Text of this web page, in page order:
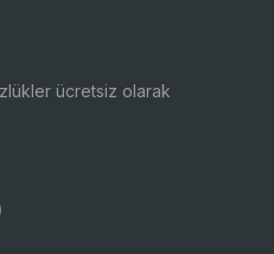
ücretsiz olarak